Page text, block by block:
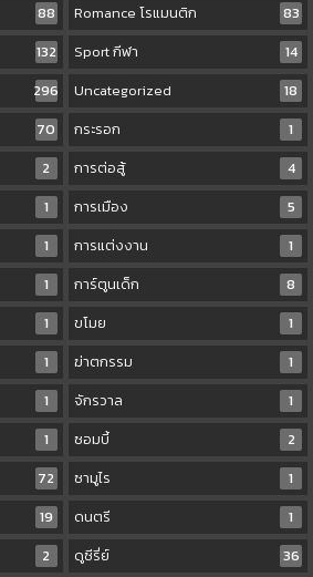
88 Romance โรแมนติก
83
132 Sport กีฬา
14
296 Uncategorized
18
70 กระรอก
1
2 การต่อสู้
4
1 การเมือง
5
1 การแต่งงาน
1
1 การ์ตูนเด็ก
8
1 ขโมย
1
1 ฆ่าตกรรม
1
1 จักรวาล
1
1 ซอมบี้
2
72 ซามูไร
1
19 ดนตรี
1
2 ดูซีรี่ย์
36